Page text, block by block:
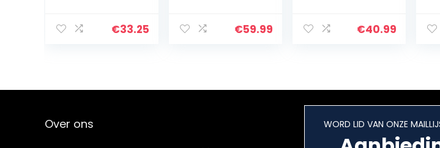
€33.25
Verstelbare Mic
€59.99
Windows-
€40.99
Over ons WORD LID VAN ONZE